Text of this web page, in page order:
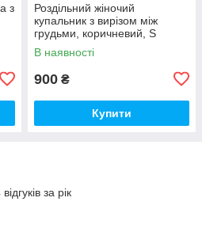
з
Роздільний жіночий
купальник з вирізом між
грудьми, коричневий, S
В наявності
900 ₴
Купити
за рік